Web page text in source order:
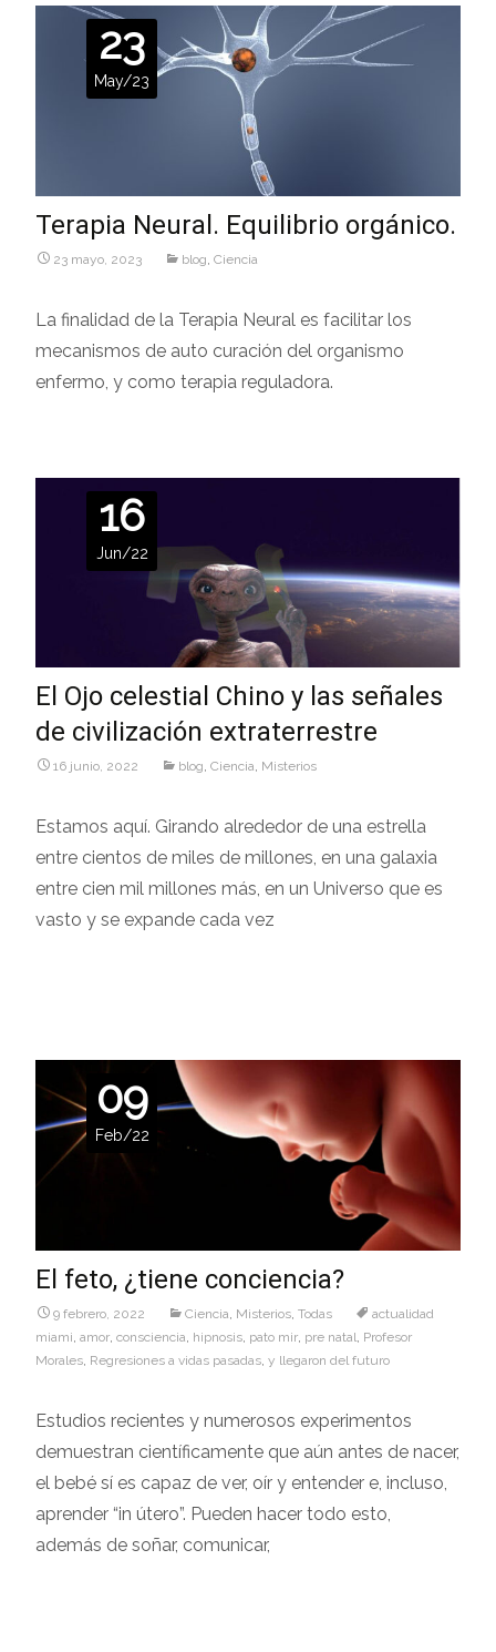
23
May/23
Terapia Neural. Equilibrio orgánico.
23 mayo, 2023 blog, Ciencia
La finalidad de la Terapia Neural es facilitar los
mecanismos de auto curación del organismo
enfermo, y como terapia reguladora.
16
Jun/22
El Ojo celestial Chino y las señales
de civilización extraterrestre
16 junio, 2022 blog, Ciencia, Misterios
Estamos aquí. Girando alrededor de una estrella
entre cientos de miles de millones, en una galaxia
entre cien mil millones más, en un Universo que es
vasto y se expande cada vez
09
Feb/22
El feto, ¿tiene conciencia?
9 febrero, 2022 Ciencia, Misterios, Todas
actualidad
miami, amor, consciencia, hipnosis, pato mir, pre natal, Profesor
Morales, Regresiones a vidas pasadas, y llegaron del futuro
Estudios recientes y numerosos experimentos
demuestran científicamente que aún antes de nacer,
el bebé sí es capaz de ver, oír y entender e, incluso,
aprender “in útero”. Pueden hacer todo esto,
además de soñar, comunicar,